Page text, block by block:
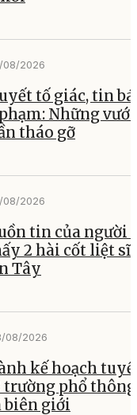
08/2026
tố giác, tin
Những
tháo gỡ
08/2026
tin của người
2 hài cốt liệt sĩ
Tây
08/2026
kế hoạch
trường phổ
biên giới